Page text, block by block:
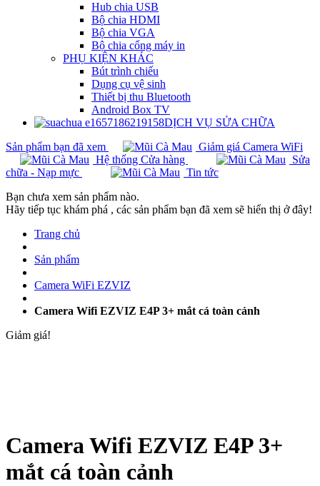
Hub chia USB
Bộ chia HDMI
Bộ chia VGA
Bộ chia cổng máy in
PHỤ KIỆN KHÁC
Bút trình chiếu
Dụng cụ vệ sinh
Thiết bị thu Bluetooth
Android Box TV
DỊCH VỤ SỬA CHỮA
Sản phẩm bạn đã xem
Giảm giá Camera WiFi
Hệ thống Cửa hàng
Sửa
chữa - Nạp mực
Tin tức
Bạn chưa xem sản phẩm nào.
Hãy tiếp tục khám phá , các sản phẩm bạn đã xem sẽ hiển thị ở đây!
Trang chủ
Sản phẩm
Camera WiFi EZVIZ
Camera Wifi EZVIZ E4P 3+ mắt cá toàn cảnh
Giảm giá!
Camera Wifi EZVIZ E4P 3+
mắt cá toàn cảnh